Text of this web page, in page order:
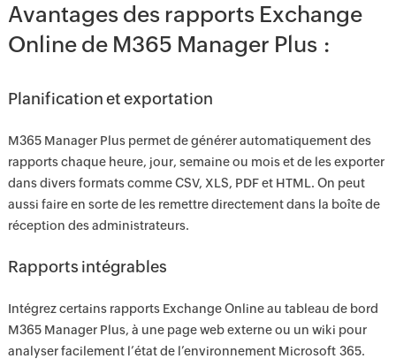
Avantages des rapports Exchange
Online de M365 Manager Plus :
Planification et exportation
M365 Manager Plus permet de générer automatiquement des
rapports chaque heure, jour, semaine ou mois et de les exporter
dans divers formats comme CSV, XLS, PDF et HTML. On peut
aussi faire en sorte de les remettre directement dans la boîte de
réception des administrateurs.
Rapports intégrables
Intégrez certains rapports Exchange Online au tableau de bord
M365 Manager Plus, à une page web externe ou un wiki pour
analyser facilement l’état de l’environnement Microsoft 365.